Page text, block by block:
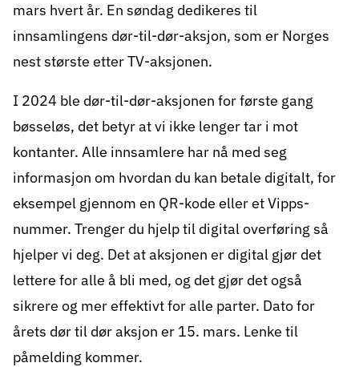
mars hvert år. En søndag dedikeres til
innsamlingens dør-til-dør-aksjon, som er Norges
nest største etter TV-aksjonen.
I 2024 ble dør-til-dør-aksjonen for første gang
bøsseløs, det betyr at vi ikke lenger tar i mot
kontanter. Alle innsamlere har nå med seg
informasjon om hvordan du kan betale digitalt, for
eksempel gjennom en QR-kode eller et Vipps-
nummer. Trenger du hjelp til digital overføring så
hjelper vi deg. Det at aksjonen er digital gjør det
lettere for alle å bli med, og det gjør det også
sikrere og mer effektivt for alle parter. Dato for
årets dør til dør aksjon er 15. mars. Lenke til
påmelding kommer.